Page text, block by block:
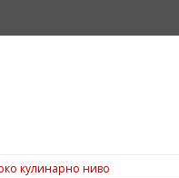
кулинарно ниво